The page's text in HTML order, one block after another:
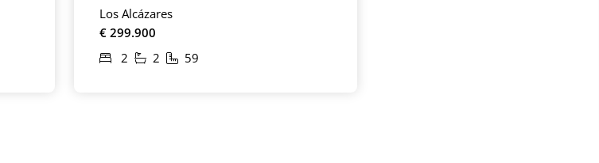
Los Alcázares
€ 299.900
2
2 59